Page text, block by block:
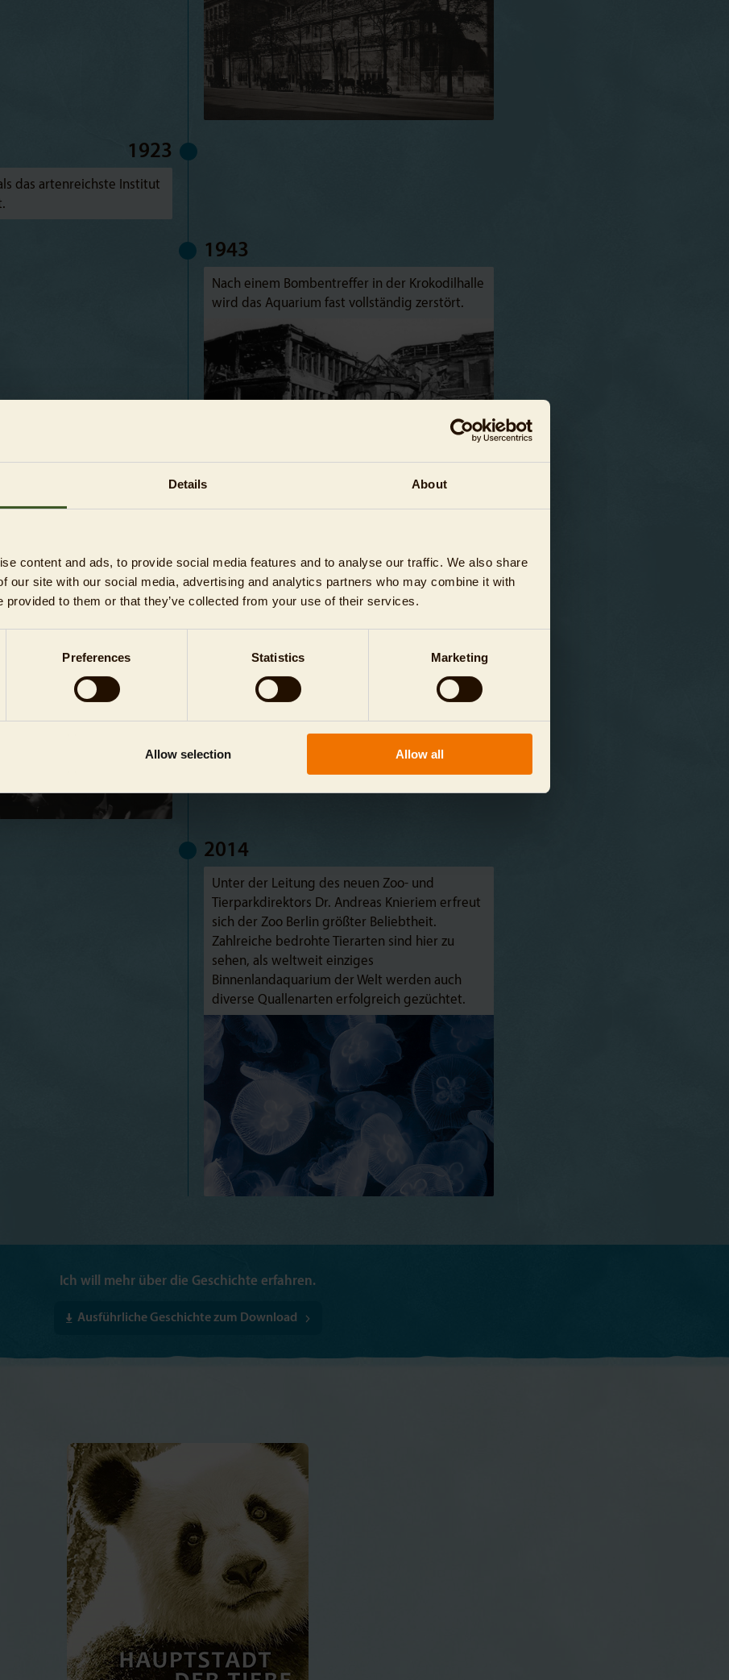
Details About
content and ads, to provide social media features and to analyse our traffic. We also share
our site with our social media, advertising and analytics partners who may combine it with
provided to them or that they’ve collected from your use of their services.
Preferences Statistics Marketing
Allow selection Allow all
1923
das artenreichste Institut
1943
Nach einem Bombentreffer in der Krokodilhalle
wird das Aquarium fast vollständig zerstört.
kann das
des Regierenden
Berlin, Herrn Dr. Richard
2014
Unter der Leitung des neuen Zoo- und
Tierparkdirektors Dr. Andreas Knieriem erfreut
sich der Zoo Berlin größter Beliebtheit.
Zahlreiche bedrohte Tierarten sind hier zu
sehen, als weltweit einziges
Binnenlandaquarium der Welt werden auch
diverse Quallenarten erfolgreich gezüchtet.
Ich will mehr über die Geschichte erfahren.
Ausführliche Geschichte zum Download